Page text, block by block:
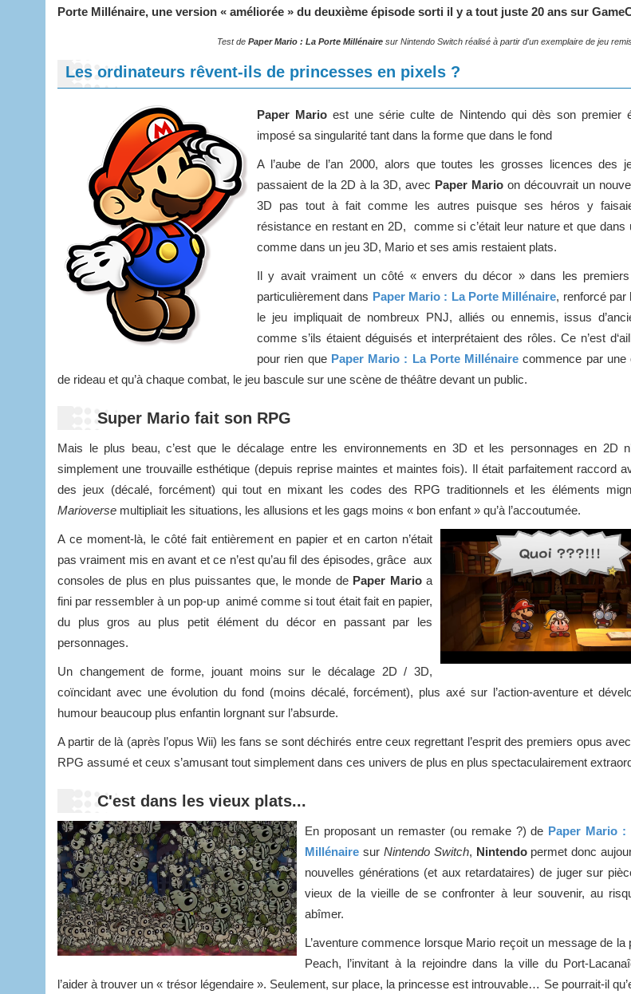
Porte Millénaire, une version « améliorée » du deuxième épisode sorti il y a tout juste 20 ans sur
Test de Paper Mario : La Porte Millénaire sur Nintendo Switch réalisé à partir d'un exemplaire de jeu
Les ordinateurs rêvent-ils de princesses en pixels ?
Paper Marioest une série culte de Nintendo qui dès son premier
imposé sa singularité tant dans la forme que dans le fond
A l’aube de l’an 2000, alors que toutes les grosses licences des
passaient de la 2D à la 3D, avec Paper Mario on découvrait un
3D pas tout à fait comme les autres puisque ses héros y
résistance en restant en 2D, comme si c’était leur nature et que dans
comme dans un jeu 3D, Mario et ses amis restaient plats.
Il y avait vraiment un côté « envers du décor » dans les
particulièrement dans Paper Mario : La Porte Millénaire, renforcé par
le jeu impliquait de nombreux PNJ, alliés ou ennemis, issus
comme s’ils étaient déguisés et interprétaient des rôles. Ce n’est
pour rien que Paper Mario : La Porte Millénaire commence par une
de rideau et qu’à chaque combat, le jeu bascule sur une scène de théâtre devant un public.
Super Mario fait son RPG
Mais le plus beau, c’est que le décalage entre les environnements en 3D et les personnages en 2D
simplement une trouvaille esthétique (depuis reprise maintes et maintes fois). Il était parfaitement raccord
des jeux (décalé, forcément) qui tout en mixant les codes des RPG traditionnels et les éléments
Marioverse multipliait les situations, les allusions et les gags moins « bon enfant » qu’à l’accoutumée.
A ce moment-là, le côté fait entièrement en papier et en carton n’était
pas vraiment mis en avant et ce n’est qu’au fil des épisodes, grâce aux
consoles de plus en plus puissantes que, le monde de Paper Marioa
fini par ressembler à un pop-up animé comme si tout était fait en papier,
du plus gros au plus petit élément du décor en passant par les
personnages.
Un changement de forme, jouant moins sur le décalage 2D / 3D,
coïncidant avec une évolution du fond (moins décalé, forcément), plus axé sur l’action-aventure et
humour beaucoup plus enfantin lorgnant sur l’absurde.
A partir de là (après l’opus Wii) les fans se sont déchirés entre ceux regrettant l’esprit des premiers opus
RPG assumé et ceux s’amusant tout simplement dans ces univers de plus en plus spectaculairement
C'est dans les vieux plats...
En proposant un remaster (ou remake ?) de Paper Mario :
Millénaire sur Nintendo Switch, Nintendopermet donc
nouvelles générations (et aux retardataires) de juger sur
vieux de la vieille de se confronter à leur souvenir, au
abîmer.
L’aventure commence lorsque Mario reçoit un message de la
Peach, l’invitant à la rejoindre dans la ville du Port-
l’aider à trouver un « trésor légendaire ». Seulement, sur place, la princesse est introuvable… Se pourrait-il